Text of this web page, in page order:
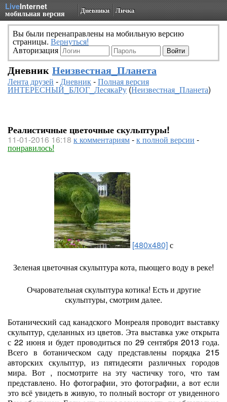
LiveInternet
мобильная версия Дневники Личка
Вы были перенаправлены на мобильную версию
страницы. Вернуться!
Авторизация
Дневник Неизвестная_Планета
Лента друзей -Дневник-Полная версия
ИНТЕРЕСНЫЙ_БЛОГ_ЛесякаРу(Неизвестная_Планета)
Реалистичные цветочные скульптуры!
11-01-2016 16:18 к комментариям-к полной версии -
понравилось!
[480x480]с
Зеленая цветочная скульптура кота, пьющего воду в реке!
Очаровательная скульптура котика! Есть и другие
скульптуры, смотрим далее.
Ботанический сад канадского Монреаля проводит выставку
скульптур, сделанных из цветов. Эта выставка уже открыта
с 22 июня и будет проводиться по 29 сентября 2013 года.
Всего в ботаническом саду представлены порядка 215
авторских скульптур, из пятидесяти различных городов
мира. Вот , посмотрите на эту частичку того, что там
представлено. Но фотографии, это фотографии, а вот если
это всё увидеть в живую, то полный восторг от увиденного